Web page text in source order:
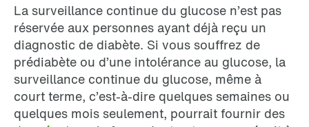
La surveillance continue du glucose n’est pas
réservée aux personnes ayant déjà reçu un
diagnostic de diabète. Si vous souffrez de
prédiabète ou d’une intolérance au glucose, la
surveillance continue du glucose, même à
court terme, c’est-à-dire quelques semaines ou
quelques mois seulement, pourrait fournir des